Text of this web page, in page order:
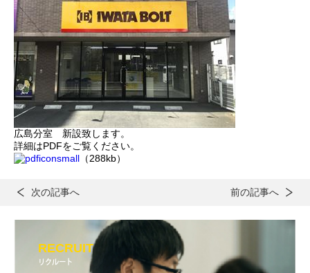
広島分室 新設致します。
詳細はPDFをご覧ください。
（288kb）
次の記事へ 前の記事へ
RECRUIT
リクルート